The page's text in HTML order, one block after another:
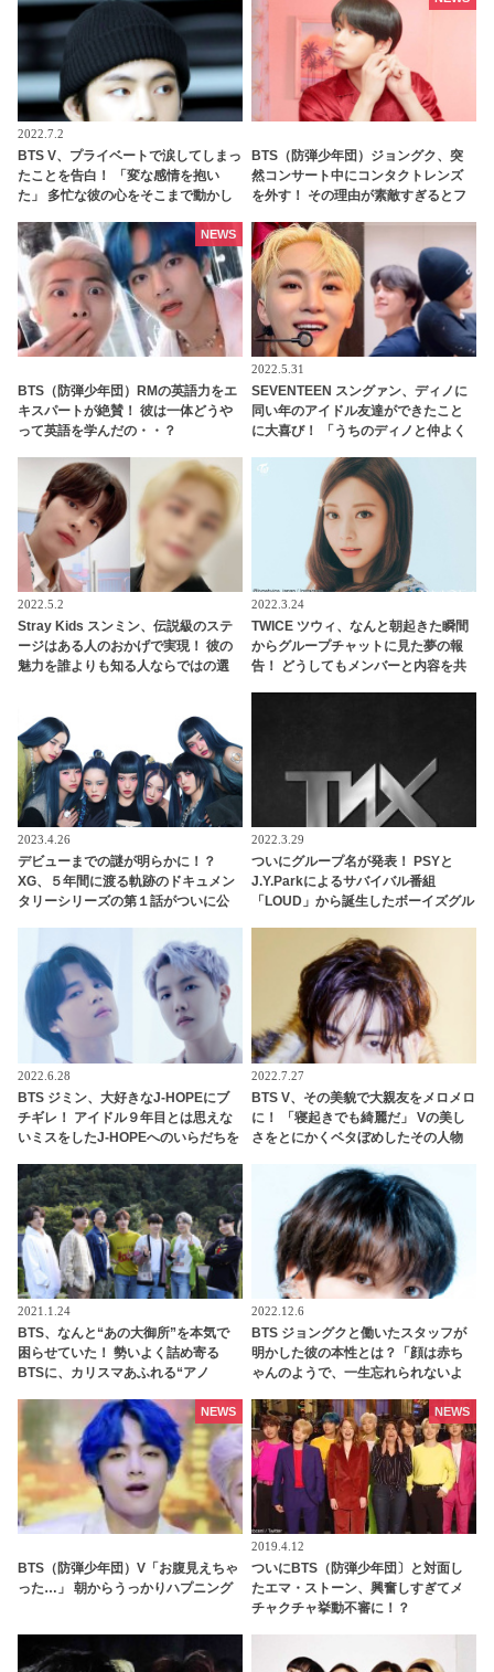
2022.7.2
BTS V、プライベートで涙してしまっ
たことを告白！ 「変な感情を抱い
た」 多忙な彼の心をそこまで動かし
思いに共感するファン続々
BTS（防弾少年団）ジョングク、突
然コンサート中にコンタクトレンズ
を外す！ その理由が素敵すぎるとフ
BTS（防弾少年団）RMの英語力をエ
キスパートが絶賛！ 彼は一体どうや
って英語を学んだの・・？
NEWS
2022.5.31
SEVENTEEN スングァン、ディノに
同い年のアイドル友達ができたこと
に大喜び！ 「うちのディノと仲よく
て動画を再生しまくり！ ディノの友
達とはいったいダレ？
2022.5.2
Stray Kids スンミン、伝説級のステ
ージはある人のおかげで実現！ 彼の
魅力を誰よりも知る人ならではの選
2022.3.24
TWICE ツウィ、なんと朝起きた瞬間
からグループチャットに見た夢の報
告！ どうしてもメンバーと内容を共
2023.4.26
デビューまでの謎が明らかに！？
XG、５年間に渡る軌跡のドキュメン
タリーシリーズの第１話がついに公
2022.3.29
ついにグループ名が発表！ PSYと
J.Y.Parkによるサバイバル番組
「LOUD」から誕生したボーイズグル
2022.6.28
BTS ジミン、大好きなJ-HOPEにブ
チギレ！ アイドル９年目とは思えな
いミスをしたJ-HOPEへのいらだちを
した彼のツッコミが容赦なさすぎる
と爆笑
2022.7.27
BTS V、その美貌で大親友をメロメロ
に！ 「寝起きでも綺麗だ」 Vの美し
さをとにかくベタぼめしたその人物
ビジュアルにファン感動
2021.1.24
BTS、なんと“あの大御所”を本気で
困らせていた！ 勢いよく詰め寄る
BTSに、カリスマあふれる“アノ
強すぎるあまり起きてしまったまさ
かの事態にファン大爆笑
2022.12.6
BTS ジョングクと働いたスタッフが
明かした彼の本性とは？「顔は赤ち
ゃんのようで、一生忘れられないよ
魅了されたダンサーのコメントにフ
ァン興味津々
BTS（防弾少年団）V「お腹見えちゃ
った…」 朝からうっかりハプニング
NEWS
2019.4.12
ついにBTS（防弾少年団〕と対面し
たエマ・ストーン、興奮しすぎてメ
チャクチャ挙動不審に！？
NEWS